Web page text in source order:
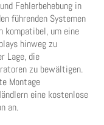
Fehlerbehebung in
führenden Systemen
kompatibel, um eine
hinweg zu
Lage, die
zu bewältigen.
Montage
eine kostenlose
an.